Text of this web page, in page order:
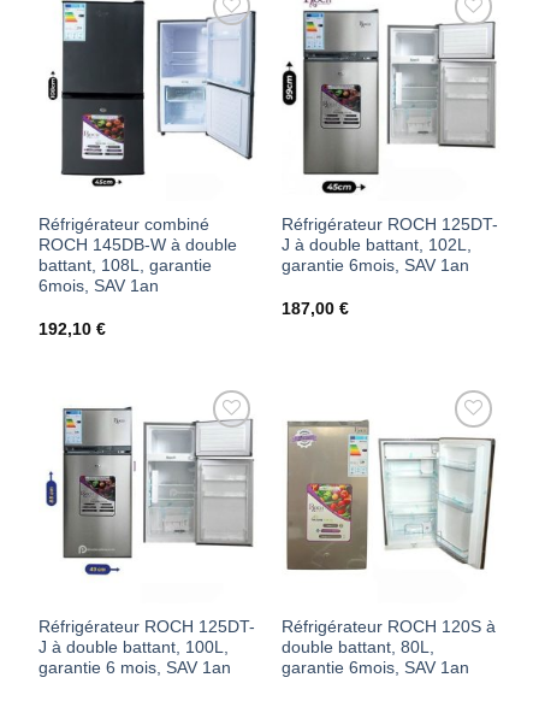
À MES
FAVORIS
Réfrigérateur combiné
ROCH 145DB-W à double
battant, 108L, garantie
6mois, SAV 1an
192,10€
AJOUTER
À MES
FAVORIS
Réfrigérateur ROCH 125DT-
J à double battant, 102L,
garantie 6mois, SAV 1an
187,00 €
AJOUTER
À MES
FAVORIS
Réfrigérateur ROCH 125DT-
J à double battant, 100L,
garantie 6 mois, SAV 1an
AJOUTER
À MES
Réfrigérateur ROCH 120S à
double battant, 80L,
garantie 6mois, SAV 1an